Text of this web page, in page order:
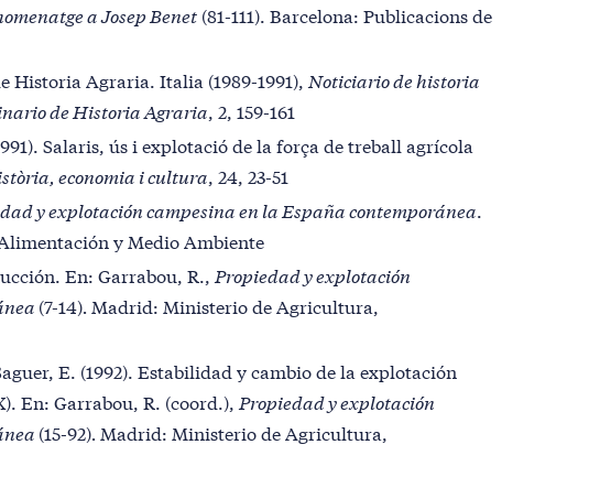
a Josep Benet (81-111). Barcelona: Publicacions de
Historia Agraria. Italia (1989-1991), Noticiario de historia
de Historia Agraria , 2, 159-161
Salaris, ús i explotació de la força de treball agrícola
economia i cultura , 24, 23-51
y explotación campesina en la España contemporánea
y Medio Ambiente
En: Garrabou, R., Propiedad y explotación
(7-14) Madrid: Ministerio de Agricultura,
E. (1992). Estabilidad y cambio de la explotación
En: Garrabou, R. (coord.), Propiedad y explotación
(15-92) Madrid: Ministerio de Agricultura,